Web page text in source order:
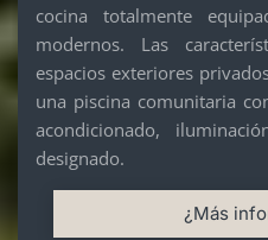
cocina totalmente
modernos. Las
espacios exteriores
una piscina comunitaria
acondicionado,
designado.
¿Más